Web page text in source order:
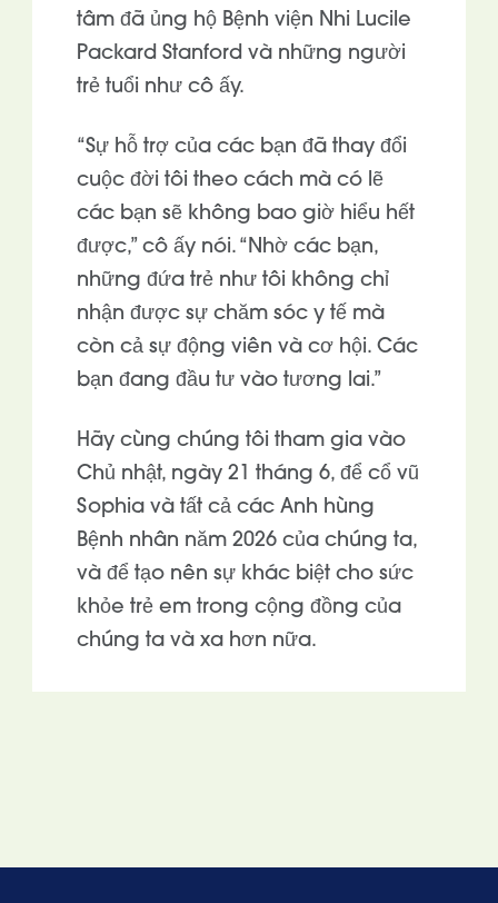
tâm đã ủng hộ Bệnh viện Nhi Lucile
Packard Stanford và những người
trẻ tuổi như cô ấy.
“Sự hỗ trợ của các bạn đã thay đổi
cuộc đời tôi theo cách mà có lẽ
các bạn sẽ không bao giờ hiểu hết
được,” cô ấy nói. “Nhờ các bạn,
những đứa trẻ như tôi không chỉ
nhận được sự chăm sóc y tế mà
còn cả sự động viên và cơ hội. Các
bạn đang đầu tư vào tương lai.”
Hãy cùng chúng tôi tham gia vào
Chủ nhật, ngày 21 tháng 6, để cổ vũ
Sophia và tất cả các Anh hùng
Bệnh nhân năm 2026 của chúng ta,
và để tạo nên sự khác biệt cho sức
khỏe trẻ em trong cộng đồng của
chúng ta và xa hơn nữa.